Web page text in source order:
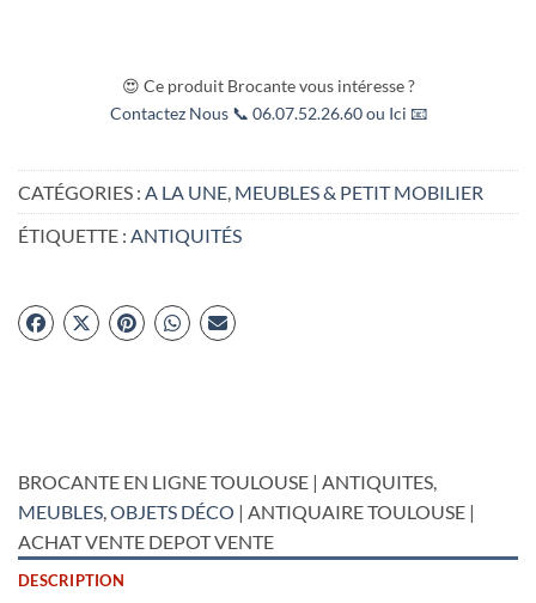
😍 Ce produit Brocante vous intéresse ?
Contactez Nous 📞 06.07.52.26.60 ou Ici 📧
CATÉGORIES : A LA UNE, MEUBLES & PETIT MOBILIER
ÉTIQUETTE : ANTIQUITÉS
BROCANTE EN LIGNE TOULOUSE | ANTIQUITES,
MEUBLES OBJETS DÉCO | ANTIQUAIRE TOULOUSE |
ACHAT VENTE DEPOT VENTE
DESCRIPTION